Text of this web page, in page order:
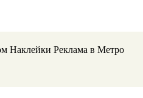
Наклейки Реклама в Метро